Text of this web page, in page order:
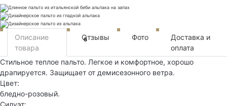
Описание
товара
Отзывы
6 Фото
Доставка и
оплата
Стильное теплое пальто. Легкое и комфортное, хорошо
драпируется. Защищает от демисезонного ветра.
Цвет:
бледно-розовый.
Силуэт: